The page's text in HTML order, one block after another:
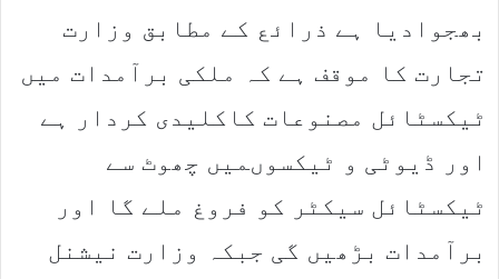
بھجوادیا ہے ذرائع کے مطابق وزارت
تجارت کا موقف ہے کہ ملکی برآمدات میں
ٹیکسٹائل مصنوعات کاکلیدی کردار ہے
اور ڈیوٹی و ٹیکسوںمیں چھوٹ سے
ٹیکسٹائل سیکٹر کو فروغ ملے گا اور
برآمدات بڑھیں گی جبکہ وزارت نیشنل